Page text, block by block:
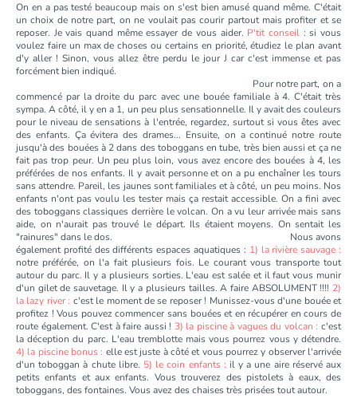
On en a pas testé beaucoup mais on s'est bien amusé quand même. C'était
un choix de notre part, on ne voulait pas courir partout mais profiter et se
reposer. Je vais quand même essayer de vous aider. P'tit conseil : si vous
voulez faire un max de choses ou certains en priorité, étudiez le plan avant
d'y aller ! Sinon, vous allez être perdu le jour J car c'est immense et pas
forcément bien indiqué.
Pour notre part, on a
commencé par la droite du parc avec une bouée familiale à 4. C'était très
sympa. A côté, il y en a 1, un peu plus sensationnelle. Il y avait des couleurs
pour le niveau de sensations à l'entrée, regardez, surtout si vous êtes avec
des enfants. Ça évitera des drames... Ensuite, on a continué notre route
jusqu'à des bouées à 2 dans des toboggans en tube, très bien aussi et ça ne
fait pas trop peur. Un peu plus loin, vous avez encore des bouées à 4, les
préférées de nos enfants. Il y avait personne et on a pu enchaîner les tours
sans attendre. Pareil, les jaunes sont familiales et à côté, un peu moins. Nos
enfants n'ont pas voulu les tester mais ça restait accessible. On a fini avec
des toboggans classiques derrière le volcan. On a vu leur arrivée mais sans
aide, on n'aurait pas trouvé le départ. Ils étaient moyens. On sentait les
"rainures" dans le dos. Nous avons
également profité des différents espaces aquatiques : 1) la rivière sauvage :
notre préférée, on l'a fait plusieurs fois. Le courant vous transporte tout
autour du parc. Il y a plusieurs sorties. L'eau est salée et il faut vous munir
d'un gilet de sauvetage. Il y a plusieurs tailles. A faire ABSOLUMENT !!!! 2)
la lazy river : c'est le moment de se reposer ! Munissez-vous d'une bouée et
profitez ! Vous pouvez commencer sans bouées et en récupérer en cours de
route également. C'est à faire aussi ! 3) la piscine à vagues du volcan :c'est
la déception du parc. L'eau tremblotte mais vous pourrez vous y détendre.
4) la piscine bonus : elle est juste à côté et vous pourrez y observer l'arrivée
d'un toboggan à chute libre. 5) le coin enfants : il y a une aire réservé aux
petits enfants et aux enfants. Vous trouverez des pistolets à eaux, des
toboggans, des fontaines. Vous avez des chaises très prisées tout autour.